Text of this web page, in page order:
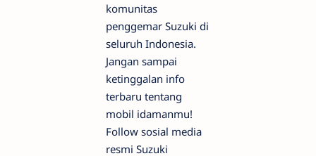
komunitas
penggemar Suzuki di
seluruh Indonesia.
Jangan sampai
ketinggalan info
terbaru tentang
mobil idamanmu!
Follow sosial media
resmi Suzuki